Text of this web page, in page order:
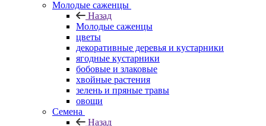
Молодые саженцы
Назад
Молодые саженцы
цветы
декоративные деревья и кустарники
ягодные кустарники
бобовые и злаковые
хвойные растения
зелень и пряные травы
овощи
Семена
Назад